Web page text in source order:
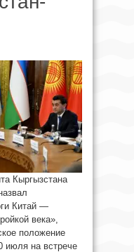
Кыргызстана
Китай —
века»,
положение
июля на встрече